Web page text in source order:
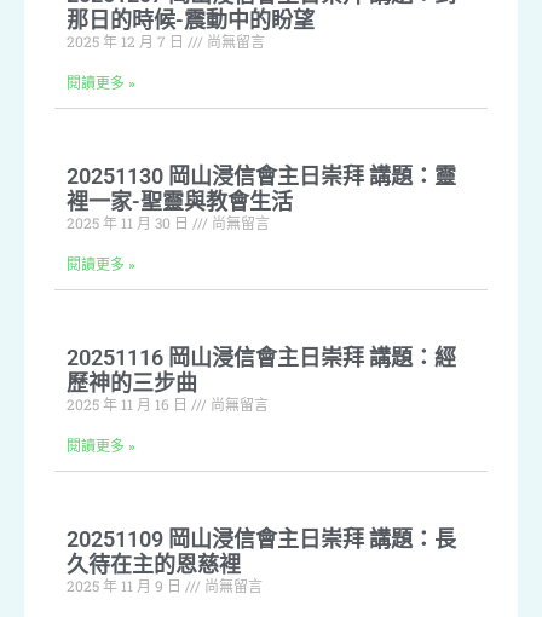
那日的時候-震動中的盼望
2025 年 12 月 7 日 尚無留言
閱讀更多 »
20251130 岡山浸信會主日崇拜 講題：靈
裡一家-聖靈與教會生活
2025 年 11 月 30 日 尚無留言
閱讀更多 »
20251116 岡山浸信會主日崇拜 講題：經
歷神的三步曲
2025 年 11 月 16 日 尚無留言
閱讀更多 »
20251109 岡山浸信會主日崇拜 講題：長
久待在主的恩慈裡
2025 年 11 月 9 日 尚無留言